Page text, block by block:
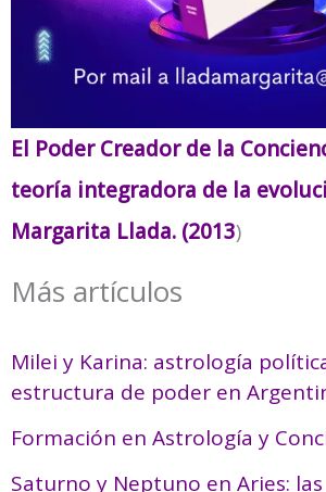
El Poder Creador de la
teoría integradora de la
Margarita Llada. (2013)
Más artículos
Milei y Karina: astrología
estructura de poder en
Formación en Astrología y
Saturno y Neptuno en Aries: